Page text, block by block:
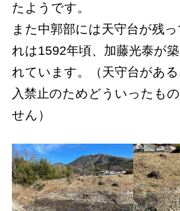
たようです。
また中郭部には天守台が残っ
れは1592年頃、加藤光泰が
れています。（天守台があ
入禁止のためどういったも
せん）